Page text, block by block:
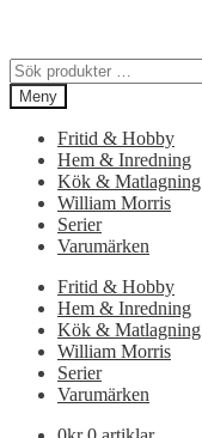
Sök
efter:
Meny
Fritid & Hobby
Hem & Inredning
Kök & Matlagning
William Morris
Serier
Varumärken
Fritid & Hobby
Hem & Inredning
Kök & Matlagning
William Morris
Serier
Varumärken